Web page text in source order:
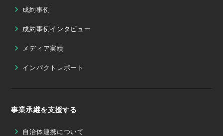
成約事例
成約事例インタビュー
メディア実績
インパクトレポート
事業承継を支援する
自治体連携について